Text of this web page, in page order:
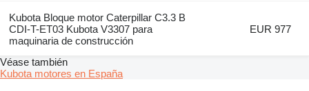
Kubota Bloque motor Caterpillar C3.3 B
CDI-T-ET03 Kubota V3307 para
maquinaria de construcción
EUR 977
Véase también
Kubota motores en España